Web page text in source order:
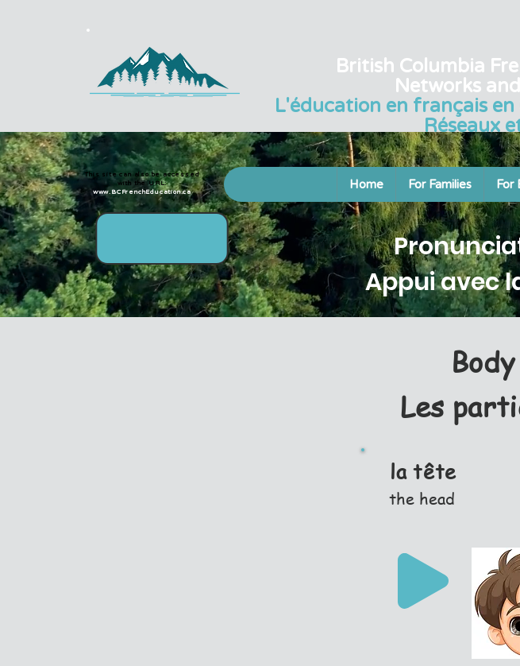
British Columbia
Networks
L'éducation en français
Réseaux
This site can also be accessed
with the URL:
www.BCFrenchEducation.ca
Home For Families For
Appui avec
Les
la tête
the head